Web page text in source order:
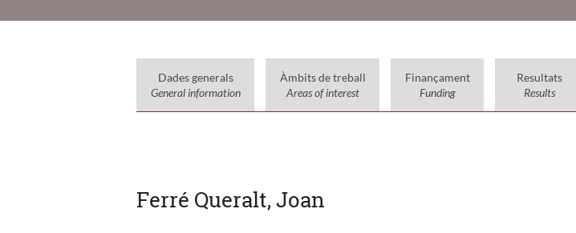
Dades generals
General information
Àmbits de treball
Areas of interest
Finançament
Funding
Resultats
Results
Ferré Queralt, Joan